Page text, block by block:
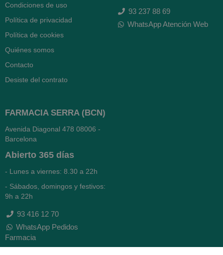
Condiciones de uso
Política de privacidad
Política de cookies
Quiénes somos
Contacto
Desiste del contrato
93 237 88 69
WhatsApp Atención Web
FARMACIA SERRA (BCN)
Avenida Diagonal 478 08006 -
Barcelona
Abierto 365 días
- Lunes a viernes: 8.30 a 22h
- Sábados, domingos y festivos:
9h a 22h
93 416 12 70
WhatsApp Pedidos
Farmacia